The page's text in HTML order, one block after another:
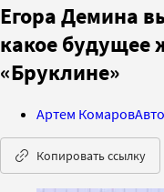
Егора Демина
какое будущее
«Бруклине»
Артем Комаров
Копировать ссылку